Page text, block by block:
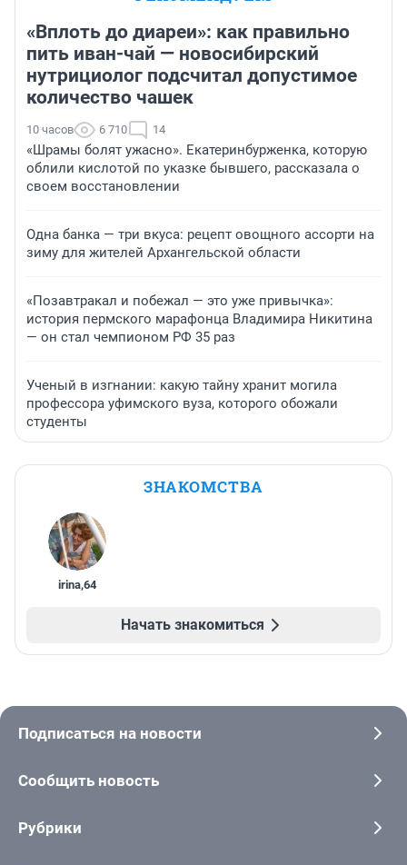
«Вплоть до диареи»: как правильно
пить иван-чай — новосибирский
нутрициолог подсчитал допустимое
количество чашек
10 часов 6 710 14
«Шрамы болят ужасно». Екатеринбурженка, которую
облили кислотой по указке бывшего, рассказала о
своем восстановлении
Одна банка — три вкуса: рецепт овощного ассорти на
зиму для жителей Архангельской области
«Позавтракал и побежал — это уже привычка»:
история пермского марафонца Владимира Никитина
— он стал чемпионом РФ 35 раз
Ученый в изгнании: какую тайну хранит могила
профессора уфимского вуза, которого обожали
студенты
ЗНАКОМСТВА
irina,64
Начать знакомиться
Подписаться на новости
Сообщить новость
Рубрики